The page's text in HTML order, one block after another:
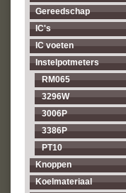
Gereedschap
IC's
IC voeten
Instelpotmeters
RM065
3296W
3006P
3386P
PT10
Knoppen
Koelmateriaal